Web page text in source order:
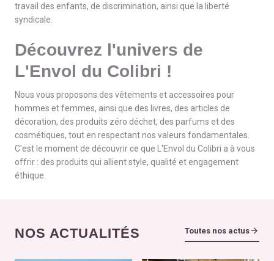
travail des enfants, de discrimination, ainsi que la liberté
syndicale.
Découvrez l'univers de
L'Envol du Colibri !
Nous vous proposons des vêtements et accessoires pour
hommes et femmes, ainsi que des livres, des articles de
décoration, des produits zéro déchet, des parfums et des
cosmétiques, tout en respectant nos valeurs fondamentales.
C'est le moment de découvrir ce que L'Envol du Colibri a à vous
offrir : des produits qui allient style, qualité et engagement
éthique.
NOS ACTUALITÉS Toutes nos actus